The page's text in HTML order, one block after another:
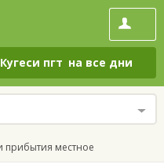
Кугеси пгт на все дни
прибытия местное